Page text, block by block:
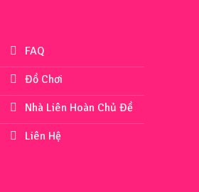
FAQ
Đồ Chơi
Nhà Liên Hoàn Chủ Đề
Liên Hệ